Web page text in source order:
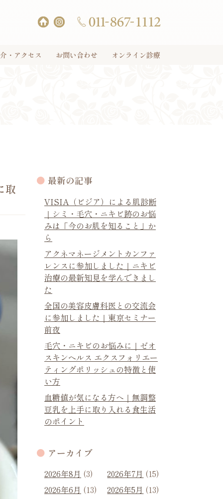
・アクセス お問い合わせ オンライン診療
取
最新の記事
VISIA（ビジア）による肌診断
｜シミ・毛穴・ニキビ跡のお悩
みは「今のお肌を知ること」か
ら
アクネマネージメントカンファ
レンスに参加しました｜ニキビ
治療の最新知見を学んできまし
た
全国の美容皮膚科医との交流会
に参加しました｜東京セミナー
前夜
毛穴・ニキビのお悩みに｜ゼオ
スキンヘルス エクスフォリエー
ティングポリッシュの特徴と使
い方
血糖値が気になる方へ｜無調整
豆乳を上手に取り入れる食生活
のポイント
アーカイブ
2026年8月 (3) 2026年7月 (15)
2026年6月 (13) 2026年5月 (13)